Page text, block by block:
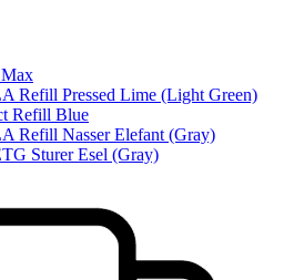
Refill Pressed Lime (Light Green)
Refill Blue
Refill Nasser Elefant (Gray)
Sturer Esel (Gray)